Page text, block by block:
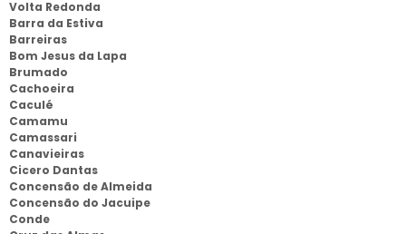
Volta Redonda
Barra da Estiva
Barreiras
Bom Jesus da Lapa
Brumado
Cachoeira
Caculé
Camamu
Camassari
Canavieiras
Cicero Dantas
Concensão de Almeida
Concensão do Jacuipe
Conde